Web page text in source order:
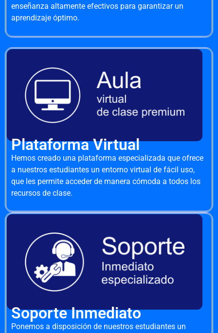
enseñanza altamente efectivos para garantizar un
aprendizaje óptimo.
Plataforma Virtual
Hemos creado una plataforma especializada que ofrece
a nuestros estudiantes un entorno virtual de fácil uso,
que les permite acceder de manera cómoda a todos los
recursos de clase.
Soporte Inmediato
Ponemos a disposición de nuestros estudiantes un